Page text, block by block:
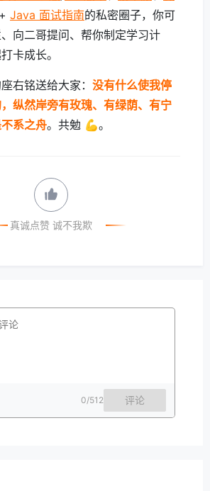
Java 面试指南的私密圈子，你可
向二哥提问、帮你制定学习计
卡成长。
右铭送给大家： 没有什么使我停
纵然岸旁有玫瑰、有绿荫、有宁
系之舟。共勉 💪。
真诚点赞 诚不我欺
0/512 评论